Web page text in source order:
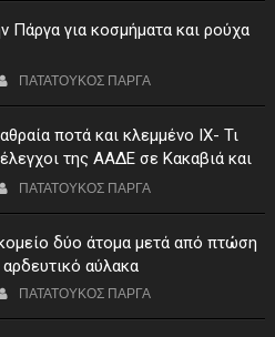
Πάργα για κοσμήματα και ρούχα
ΠΑΤΑΤΟΥΚΟΣ ΠΑΡΓΑ
ποτά και κλεμμένο ΙΧ- Τι
της ΑΑΔΕ σε Κακαβιά και
ΠΑΤΑΤΟΥΚΟΣ ΠΑΡΓΑ
δύο άτομα μετά από πτώση
αύλακα
ΠΑΤΑΤΟΥΚΟΣ ΠΑΡΓΑ